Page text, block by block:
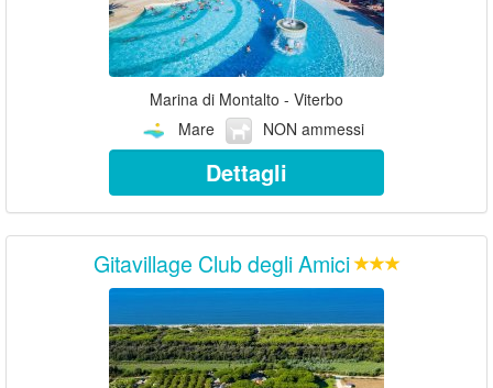
Marina di Montalto - Viterbo
Mare
NON ammessi
Dettagli
Gitavillage Club degli Amici